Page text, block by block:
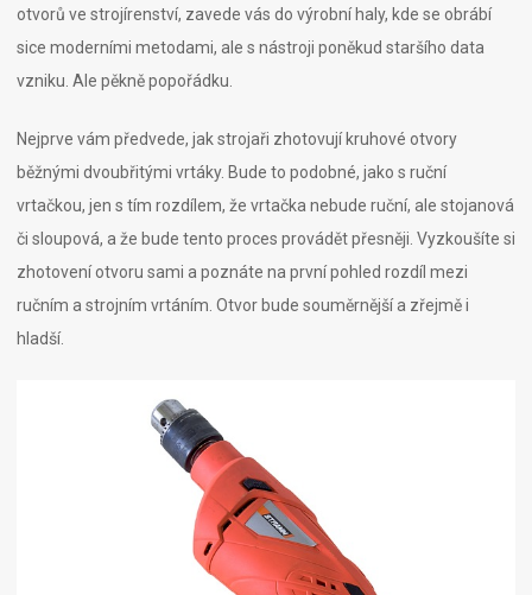
otvorů ve strojírenství, zavede vás do výrobní haly, kde se obrábí
sice moderními metodami, ale s nástroji poněkud staršího data
vzniku. Ale pěkně popořádku.
Nejprve vám předvede, jak strojaři zhotovují kruhové otvory
běžnými dvoubřitými vrtáky. Bude to podobné, jako s ruční
vrtačkou, jen s tím rozdílem, že vrtačka nebude ruční, ale stojanová
či sloupová, a že bude tento proces provádět přesněji. Vyzkoušíte si
zhotovení otvoru sami a poznáte na první pohled rozdíl mezi
ručním a strojním vrtáním. Otvor bude souměrnější a zřejmě i
hladší.